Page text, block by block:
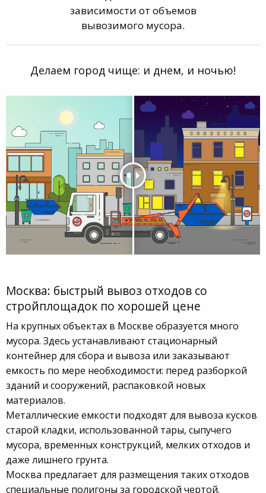
зависимости от объемов
вывозимого мусора.
Делаем город чище: и днем, и ночью!
Москва: быстрый вывоз отходов со
стройплощадок по хорошей цене
На крупных объектах в Москве образуется много
мусора. Здесь устанавливают стационарный
контейнер для сбора и вывоза или заказывают
емкость по мере необходимости: перед разборкой
зданий и сооружений, распаковкой новых
материалов.
Металлические емкости подходят для вывоза кусков
старой кладки, использованной тары, сыпучего
мусора, временных конструкций, мелких отходов и
даже лишнего грунта.
Москва предлагает для размещения таких отходов
специальные полигоны за городской чертой.